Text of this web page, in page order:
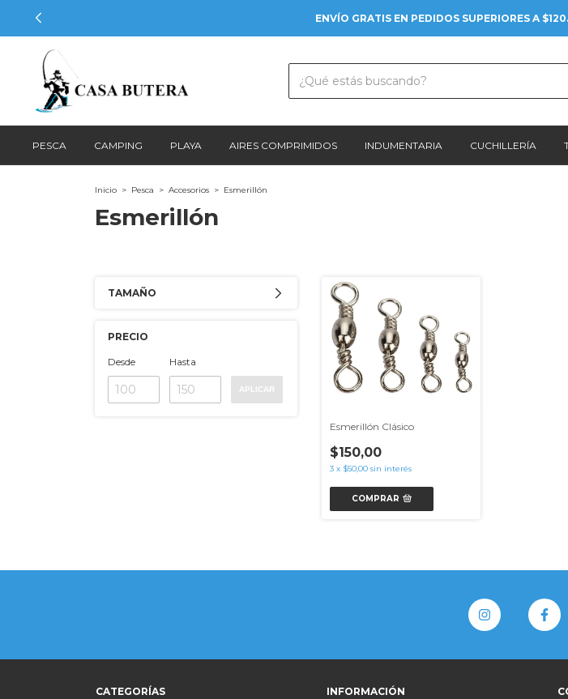
ENVÍO GRATIS EN PEDIDOS SUPERIORES A
PESCA CAMPING PLAYA AIRES COMPRIMIDOS INDUMENTARIA CUCHILLERÍA
Inicio > Pesca > Accesorios > Esmerillón
Esmerillón
TAMAÑO
PRECIO
Desde Hasta
APLICAR
Esmerillón Clásico
$150,00
3 x $50,00 sin interés
COMPRAR
CATEGORÍAS INFORMACIÓN